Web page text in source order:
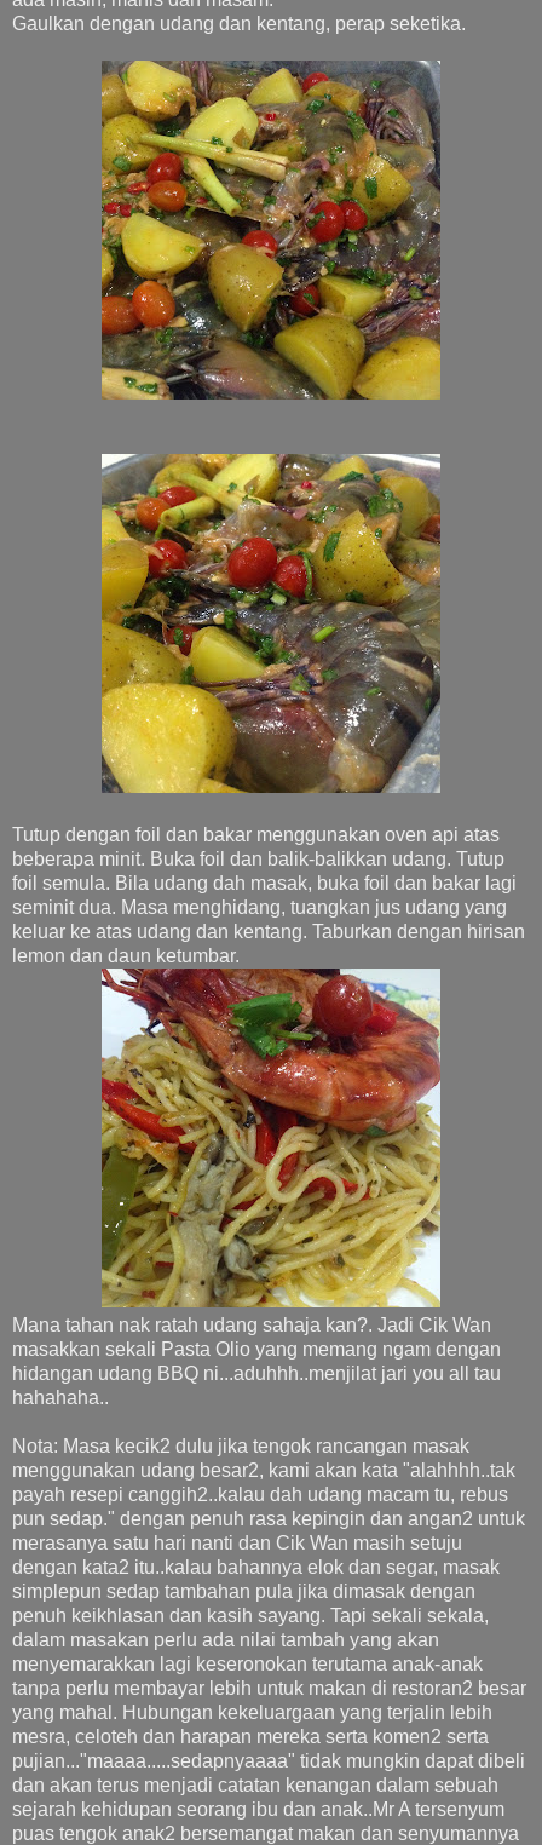
Gaulkan dengan udang dan kentang, perap seketika.
Tutup dengan foil dan bakar menggunakan oven api atas
beberapa minit. Buka foil dan balik-balikkan udang. Tutup
foil semula. Bila udang dah masak, buka foil dan bakar lagi
seminit dua. Masa menghidang, tuangkan jus udang yang
keluar ke atas udang dan kentang. Taburkan dengan hirisan
lemon dan daun ketumbar.
Mana tahan nak ratah udang sahaja kan?. Jadi Cik Wan
masakkan sekali Pasta Olio yang memang ngam dengan
hidangan udang BBQ ni...aduhhh..menjilat jari you all tau
hahahaha..
Nota: Masa kecik2 dulu jika tengok rancangan masak
menggunakan udang besar2, kami akan kata "alahhhh..tak
payah resepi canggih2..kalau dah udang macam tu, rebus
pun sedap." dengan penuh rasa kepingin dan angan2 untuk
merasanya satu hari nanti dan Cik Wan masih setuju
dengan kata2 itu..kalau bahannya elok dan segar, masak
simplepun sedap tambahan pula jika dimasak dengan
penuh keikhlasan dan kasih sayang. Tapi sekali sekala,
dalam masakan perlu ada nilai tambah yang akan
menyemarakkan lagi keseronokan terutama anak-anak
tanpa perlu membayar lebih untuk makan di restoran2 besar
yang mahal. Hubungan kekeluargaan yang terjalin lebih
mesra, celoteh dan harapan mereka serta komen2 serta
pujian..."maaaa.....sedapnyaaaa" tidak mungkin dapat dibeli
dan akan terus menjadi catatan kenangan dalam sebuah
sejarah kehidupan seorang ibu dan anak..Mr A tersenyum
puas tengok anak2 bersemangat makan dan senyumannya